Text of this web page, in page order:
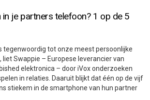
in je partners telefoon? 1 op de 5
tegenwoordig tot onze meest persoonlijke
Swappie – Europese leverancier van
elektronica – door iVox onderzoeken
in relaties. Daaruit blijkt dat één op de vijf
stiekem in de smartphone van hun partner